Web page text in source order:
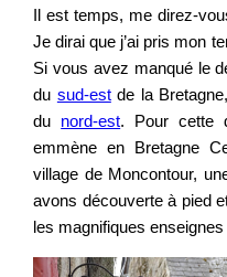
Il est temps, me direz-
Je dirai que j’ai pris mon
Si vous avez manqué le
du sud-estde la
du nord-est. Pour cette
emmène en Bretagne
village de Moncontour,
avons découverte à pied
les magnifiques enseignes